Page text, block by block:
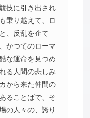
技に引き出され
乗り越えて、ロ
、反乱を企て
かつてのローマ
な運命を見つめ
る人間の悲しみ
から来た仲間の
ることばで、そ
の人々の、誇り